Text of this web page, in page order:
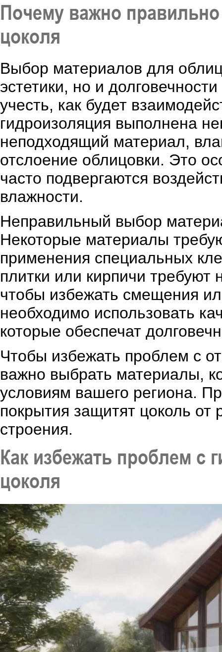
Почему важно
цоколя
Выбор материалов для
эстетики, но и
учесть, как будет
гидроизоляция выполнена
неподходящий материал,
отслоение облицовки. Это
часто подвергаются
влажности.
Неправильный выбор
Некоторые материалы
применения специальных
плитки или кирпичи требуют
чтобы избежать смещения
необходимо использовать
которые обеспечат
Чтобы избежать проблем с
важно выбрать материалы,
условиям вашего региона.
покрытия защитят цоколь от
строения.
Как избежать проблем с
цоколя